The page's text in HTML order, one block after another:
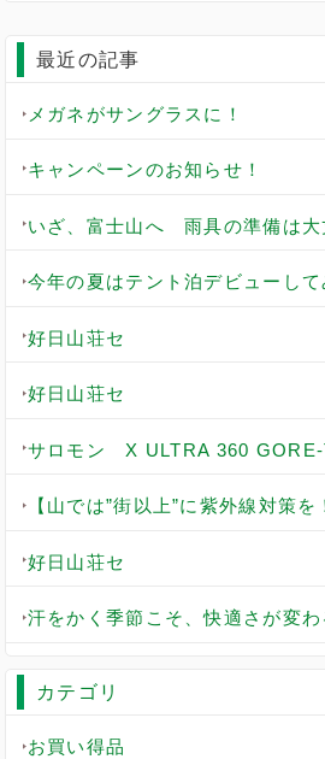
最近の記事
メガネがサングラスに！
キャンペーンのお知らせ！
いざ、富士山へ 雨具の準備は大
今年の夏はテント泊デビューして
好日山荘セ
好日山荘セ
サロモン X ULTRA 360 GORE-
【山では”街以上”に紫外線対策を
好日山荘セ
汗をかく季節こそ、快適さが変わ
カテゴリ
お買い得品